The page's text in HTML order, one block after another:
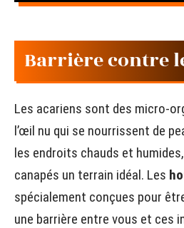
Barrière contre
Les acariens sont des micro-
l’œil nu qui se nourrissent de
les endroits chauds et
canapés un terrain idéal. Les
spécialement conçues pour
une barrière entre vous et ces